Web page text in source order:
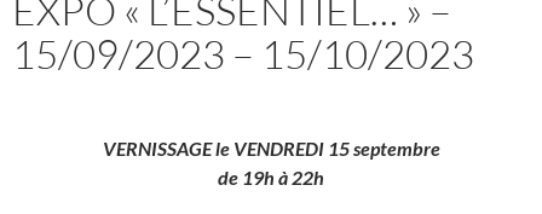
EXPO « L’ESSENTIEL… » –
15/09/2023 – 15/10/2023
VERNISSAGE le VENDREDI 15 septembre
de 19h à 22h